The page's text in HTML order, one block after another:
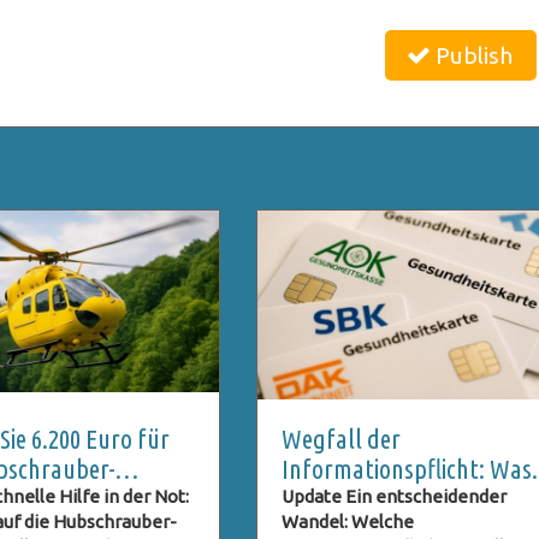
Publish
6.200 Euro für
vermeiden sollten
Hilfe in der Not:
die Hubschrauber-
Wegfall der
Informationspflicht: Was
bedeutete dies für
Kassenpatienten?
Update Ein entscheidender
Wandel: Welche